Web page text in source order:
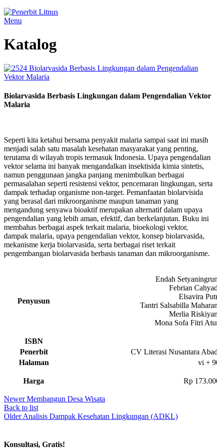
Menu
Katalog
Biolarvasida Berbasis Lingkungan dalam Pengendalian Vektor
Malaria
Seperti kita ketahui bersama penyakit malaria sampai saat ini masih
menjadi salah satu masalah kesehatan masyarakat yang penting,
terutama di wilayah tropis termasuk Indonesia. Upaya pengendalian
vektor selama ini banyak mengandalkan insektisida kimia sintetis,
namun penggunaan jangka panjang menimbulkan berbagai
permasalahan seperti resistensi vektor, pencemaran lingkungan, serta
dampak terhadap organisme non-target. Pemanfaatan biolarvisida
yang berasal dari mikroorganisme maupun tanaman yang
mengandung senyawa bioaktif merupakan alternatif dalam upaya
pengendalian yang lebih aman, efektif, dan berkelanjutan. Buku ini
membahas berbagai aspek terkait malaria, bioekologi vektor,
dampak malaria, upaya pengendalian vektor, konsep biolarvasida,
mekanisme kerja biolarvasida, serta berbagai riset terkait
pengembangan biolarvasida berbasis tanaman dan mikroorganisme.
Penyusun
Endah
Febrian
Elsavira
Tantri Salsabilla
Merlia
Mona Sofa Fitri
ISBN
Penerbit
CV Literasi Nusantara
Halaman
vi +
Harga Rp
Newer Membangun Desa Wisata
Back to list
OlderAnalisis Dampak Kesehatan Lingkungan (ADKL)
Konsultasi, Gratis!